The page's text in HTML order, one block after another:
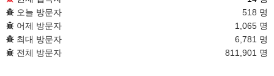
오늘 방문자
518 명
어제 방문자
1,065 명
최대 방문자
6,781 명
전체 방문자
811,901 명